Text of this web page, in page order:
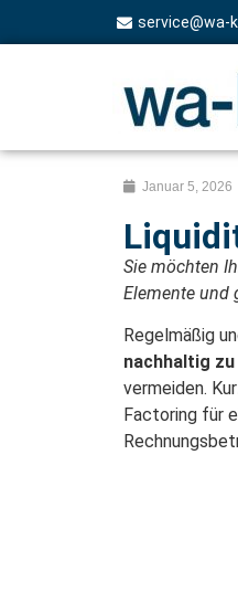
service@wa-
Januar 5, 2026
Sie möchten
Elemente und
Regelmäßig
nachhaltig
vermeiden.
Factoring für